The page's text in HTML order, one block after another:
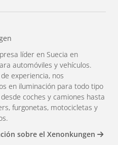
líder en Suecia en
automóviles y vehículos.
experiencia, nos
en iluminación para todo tipo
coches y camiones hasta
furgonetas, motocicletas y
sobre el Xenonkungen